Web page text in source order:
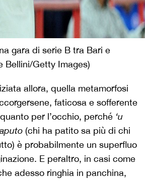
gara di serie B tra Bari e
Bellini/Getty Images)
allora, quella metamorfosi
faticosa e sofferente
per l’occhio, perché ‘u
(chi ha patito sa più di chi
è probabilmente un superfluo
E peraltro, in casi come
adesso ringhia in panchina,